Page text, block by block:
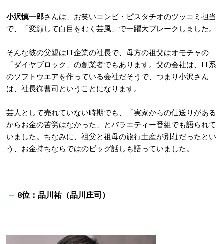
小沢慎一郎さんは、お笑いコンビ・ピスタチオのツッコミ担当
で、「変顔して白目をむく芸風」で一躍大ブレークしました。
そんな彼の父親はIT企業の社長で、母方の祖父はオモチャの
「ダイヤブロック」の創業者でもあります。父の会社は、IT系
のソフトウエアを作っている会社だそうで、つまり小沢さん
は、社長御曹司ということになります。
芸人として売れていない時期でも、「実家からの仕送りがある
からお金の苦労はなかった」とバラエティー番組でも語られて
いました。ちなみに、祖父と祖母の旅行土産が別荘だったとい
う、お金持ちならではのビッグ話しも語っていました。
8位：品川祐（品川庄司）